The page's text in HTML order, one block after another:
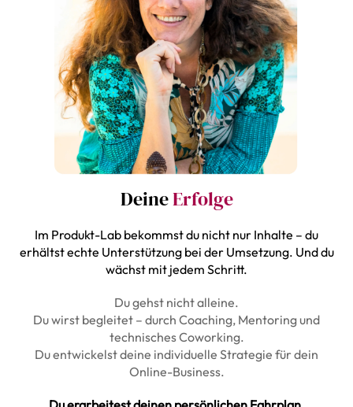
DeineErfolge
Im Produkt-Lab bekommst du nicht nur Inhalte – du
erhältst echte Unterstützung bei der Umsetzung. Und du
wächst mit jedem Schritt.
Du gehst nicht alleine.
Du wirst begleitet – durch Coaching, Mentoring und
technisches Coworking.
Du entwickelst deine individuelle Strategie für dein
Online-Business.